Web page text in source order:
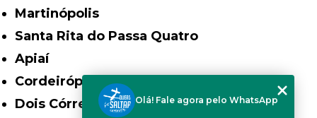
Martinópolis
Santa Rita do Passa Quatro
Apiaí
Cordeirópolis
Dois Córregos
Olá! Fale agora pelo WhatsApp